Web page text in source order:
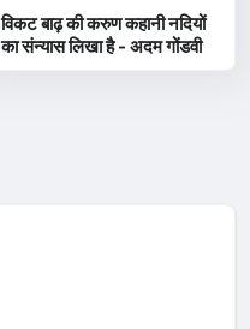
विकट बाढ़ की करुण कहानी नदियों
का संन्‍यास लिखा है - अदम गोंडवी